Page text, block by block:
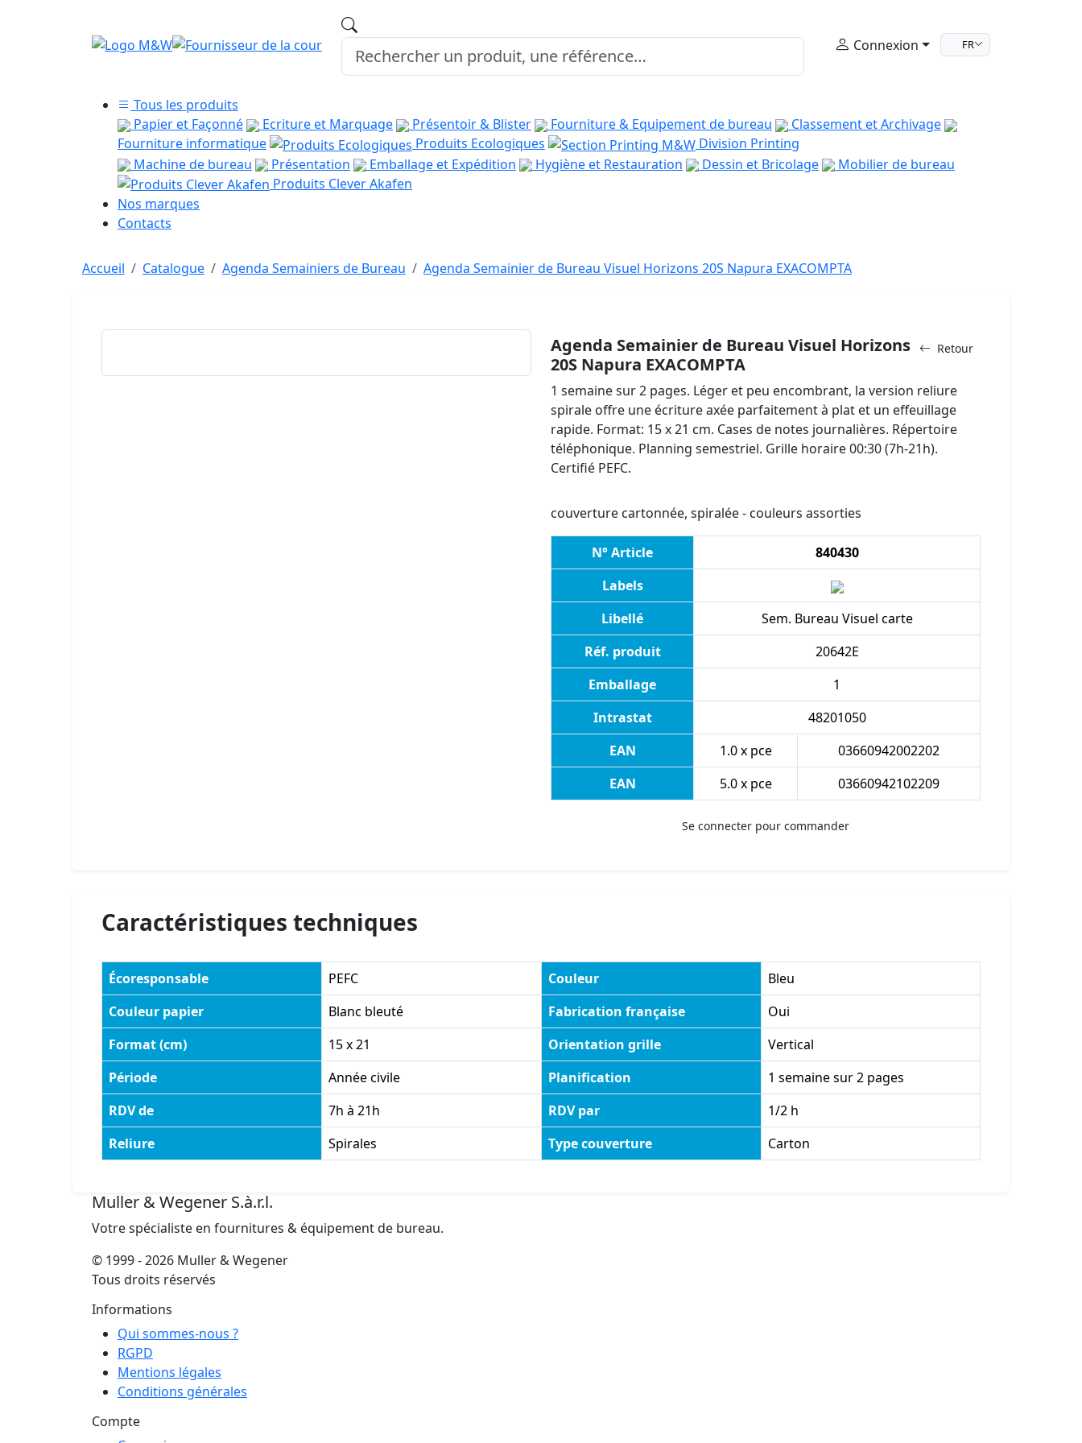
Connexion FR
Tous les produits
Papier et Façonné
Ecriture et Marquage Présentoir & Blister Fourniture & Equipement de bureau
Classement et Archivage
Fourniture informatique
Produits Ecologiques
Division Printing
Machine de bureau
Présentation Emballage et Expédition Hygiène et Restauration Dessin et Bricolage
Mobilier de bureau
Produits Clever Akafen
Nos marques
Contacts
Accueil Catalogue Agenda Semainiers de Bureau Agenda Semainier de Bureau Visuel Horizons 20S Napura EXACOMPTA
Retour
Agenda Semainier de Bureau Visuel Horizons
20S Napura EXACOMPTA
1 semaine sur 2 pages. Léger et peu encombrant, la version reliure
spirale offre une écriture axée parfaitement à plat et un effeuillage
rapide. Format: 15 x 21 cm. Cases de notes journalières. Répertoire
téléphonique. Planning semestriel. Grille horaire 00:30 (7h-21h).
Certifié PEFC.
couverture cartonnée, spiralée - couleurs assorties
N° Article
840430
Labels
Libellé
Sem. Bureau Visuel carte
Réf. produit
20642E
Emballage
1
Intrastat
48201050
EAN
1.0 x pce
03660942002202
EAN
5.0 x pce 03660942102209
Se connecter pour commander
Caractéristiques techniques
Écoresponsable PEFC Couleur
Bleu
Couleur papier
Blanc bleuté Fabrication française
Oui
Format (cm)
15 x 21 Orientation grille
Vertical
Période
Année civile Planification
1 semaine sur 2 pages
RDV de
7h à 21h RDV par
1/2 h
Reliure
Spirales Type couverture Carton
Muller & Wegener S.à.r.l.
Votre spécialiste en fournitures & équipement de bureau.
© 1999 - 2026 Muller & Wegener
Tous droits réservés
Informations
Qui sommes-nous ?
RGPD
Mentions légales
Conditions générales
Compte